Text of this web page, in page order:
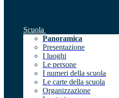
Scuola
Panoramica
Presentazione
I luoghi
Le persone
I numeri della scuola
Le carte della scuola
Organizzazione